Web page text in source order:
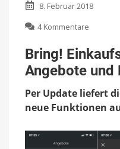
8. Februar 2018
4 Kommentare
Bring!
Angebote und
Per Update liefert
neue Funktionen